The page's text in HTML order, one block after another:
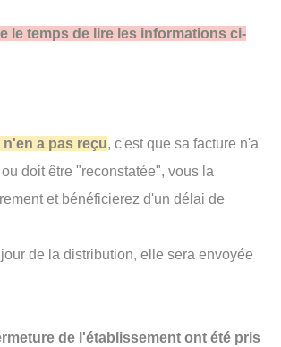
le temps de lire les informations ci-
a pas reçu, c'est que sa facture n'a
doit être "reconstatée", vous la
et bénéficierez d'un délai de
de la distribution, elle sera envoyée
de l'établissement ont été pris